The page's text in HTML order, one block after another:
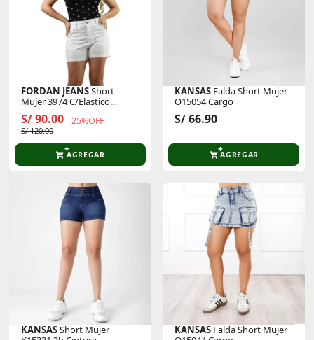
FORDAN JEANSShort
Mujer 3974 C/Elastico
Espaldar Y Bolsillo Parche
S/ 90.00 25%OFF
S/ 120.00
AGREGAR
KANSAS Falda Short Mujer
O15054 Cargo
S/ 66.90
AGREGAR
KANSASShort Mujer
KANSAS Falda Short Mujer